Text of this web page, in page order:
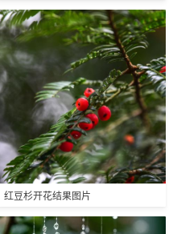
红豆杉开花结果图片